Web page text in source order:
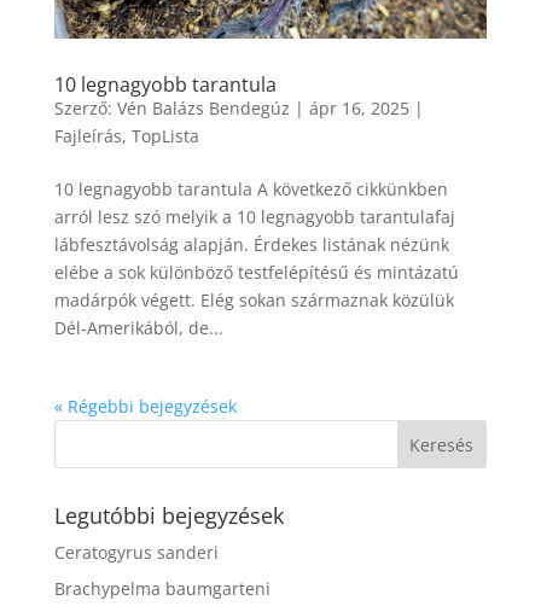
10 legnagyobb tarantula
Szerző: Vén Balázs Bendegúz | ápr 16, 2025|
Fajleírás, TopLista
10 legnagyobb tarantula A következő cikkünkben
arról lesz szó melyik a 10 legnagyobb tarantulafaj
lábfesztávolság alapján. Érdekes listának nézünk
elébe a sok különböző testfelépítésű és mintázatú
madárpók végett. Elég sokan származnak közülük
Dél-Amerikából, de...
« Régebbi bejegyzések
Legutóbbi bejegyzések
Ceratogyrus sanderi
Brachypelma baumgarteni